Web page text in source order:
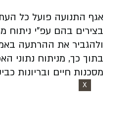
אגף התנועה פועל כל
בצירים בהם עפ"י ניתוח
ולהגביר את ההרתעה
מסכנות חיים ובריונות
X